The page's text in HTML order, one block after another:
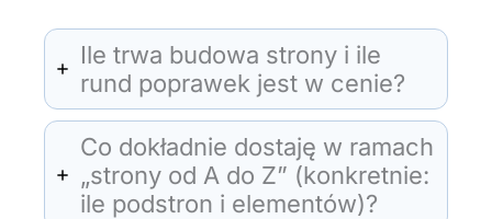
Ile trwa budowa strony i ile
rund poprawek jest w cenie?
Co dokładnie dostaję w ramach
„strony od A do Z” (konkretnie:
ile podstron i elementów)?